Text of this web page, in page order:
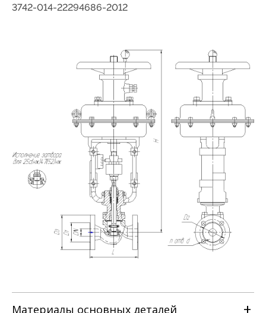
3742-014-22294686-2012
Материалы основных деталей